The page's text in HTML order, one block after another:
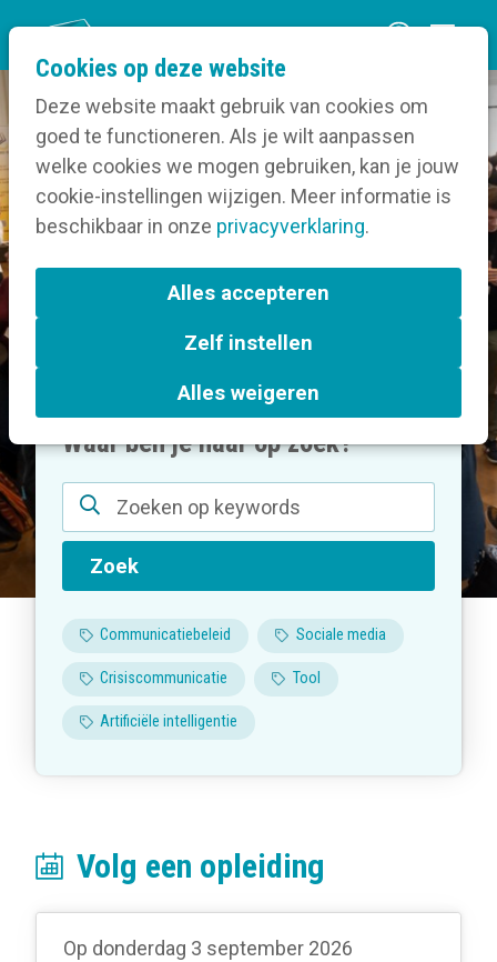
Cookies op deze website
Deze website maakt gebruik van cookies om
goed te functioneren. Als je wilt aanpassen
welke cookies we mogen gebruiken, kan je jouw
cookie-instellingen wijzigen. Meer informatie is
beschikbaar in onze privacyverklaring.
Alles accepteren
Zelf instellen
Alles weigeren
n
m
Vereniging voor overheids- en
socialprofitcommunicatie
Waar ben je naar op zoek?
Zoekveld
Zoek
Communicatiebeleid Sociale media
Crisiscommunicatie Tool
Artificiële intelligentie
Volg een opleiding
Op donderdag 3 september 2026